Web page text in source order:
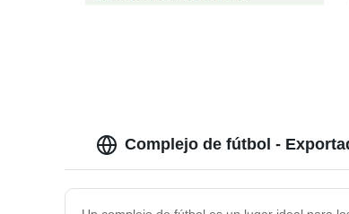
Complejo de fútbol -